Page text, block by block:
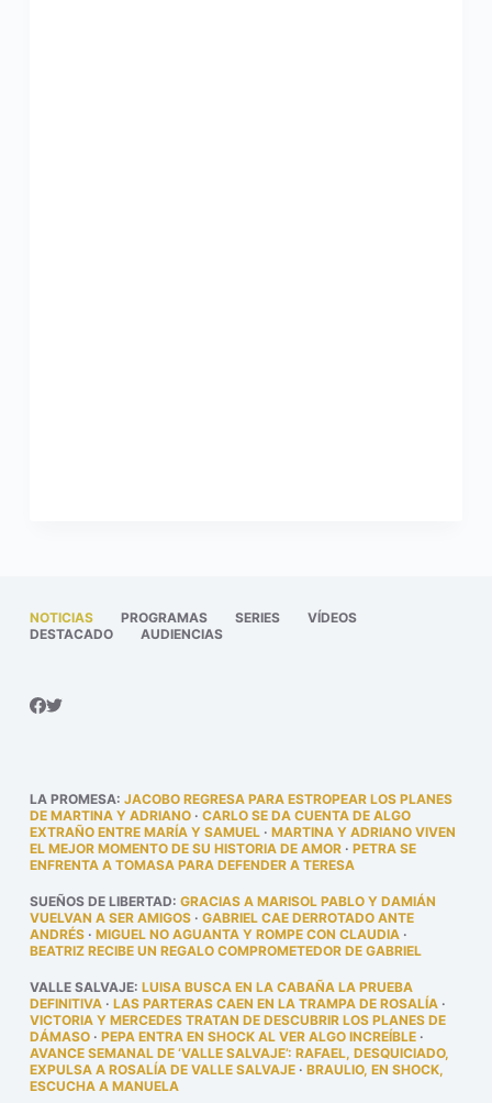
NOTICIAS PROGRAMAS SERIES
VÍDEOS
DESTACADO
AUDIENCIAS
LA PROMESA: JACOBO REGRESA PARA ESTROPEAR LOS PLANES
DE MARTINA Y ADRIANO· CARLO SE DA CUENTA DE ALGO
EXTRAÑO ENTRE MARÍA Y SAMUEL· MARTINA Y ADRIANO VIVEN
EL MEJOR MOMENTO DE SU HISTORIA DE AMOR· PETRA SE
ENFRENTA A TOMASA PARA DEFENDER A TERESA
SUEÑOS DE LIBERTAD: GRACIAS A MARISOL PABLO Y DAMIÁN
VUELVAN A SER AMIGOS· GABRIEL CAE DERROTADO ANTE
ANDRÉS· MIGUEL NO AGUANTA Y ROMPE CON CLAUDIA·
BEATRIZ RECIBE UN REGALO COMPROMETEDOR DE GABRIEL
VALLE SALVAJE: LUISA BUSCA EN LA CABAÑA LA PRUEBA
DEFINITIVA· LAS PARTERAS CAEN EN LA TRAMPA DE ROSALÍA·
VICTORIA Y MERCEDES TRATAN DE DESCUBRIR LOS PLANES DE
DÁMASO· PEPA ENTRA EN SHOCK AL VER ALGO INCREÍBLE·
AVANCE SEMANAL DE ‘VALLE SALVAJE’: RAFAEL, DESQUICIADO,
EXPULSA A ROSALÍA DE VALLE SALVAJE· BRAULIO, EN SHOCK,
ESCUCHA A MANUELA